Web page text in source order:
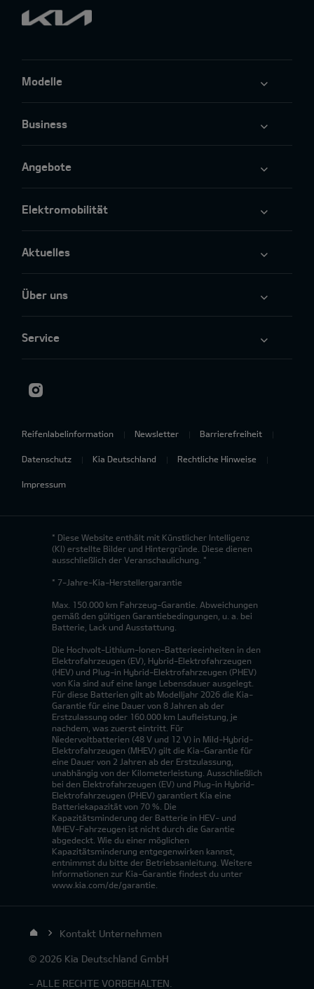
Modelle
Business
Angebote
Elektromobilität
Aktuelles
Über uns
Service
Reifenlabelinformation Newsletter Barrierefreiheit
Datenschutz Kia Deutschland Rechtliche Hinweise
Impressum
* Diese Website enthält mit Künstlicher Intelligenz
(KI) erstellte Bilder und Hintergründe. Diese dienen
ausschließlich der Veranschaulichung. *
* 7-Jahre-Kia-Herstellergarantie
Max. 150.000 km Fahrzeug-Garantie. Abweichungen
gemäß den gültigen Garantiebedingungen, u. a. bei
Batterie, Lack und Ausstattung.
Die Hochvolt-Lithium-Ionen-Batterieeinheiten in den
Elektrofahrzeugen (EV), Hybrid-Elektrofahrzeugen
(HEV) und Plug-in Hybrid-Elektrofahrzeugen (PHEV)
von Kia sind auf eine lange Lebensdauer ausgelegt.
Für diese Batterien gilt ab Modelljahr 2026 die Kia-
Garantie für eine Dauer von 8 Jahren ab der
Erstzulassung oder 160.000 km Laufleistung, je
nachdem, was zuerst eintritt. Für
Niedervoltbatterien (48 V und 12 V) in Mild-Hybrid-
Elektrofahrzeugen (MHEV) gilt die Kia-Garantie für
eine Dauer von 2 Jahren ab der Erstzulassung,
unabhängig von der Kilometerleistung. Ausschließlich
bei den Elektrofahrzeugen (EV) und Plug-in Hybrid-
Elektrofahrzeugen (PHEV) garantiert Kia eine
Batteriekapazität von 70 %. Die
Kapazitätsminderung der Batterie in HEV- und
MHEV-Fahrzeugen ist nicht durch die Garantie
abgedeckt. Wie du einer möglichen
Kapazitätsminderung entgegenwirken kannst,
entnimmst du bitte der Betriebsanleitung. Weitere
Informationen zur Kia-Garantie findest du unter
www.kia.com/de/garantie.
Kontakt Unternehmen
© 2026 Kia Deutschland GmbH
- ALLE RECHTE VORBEHALTEN.